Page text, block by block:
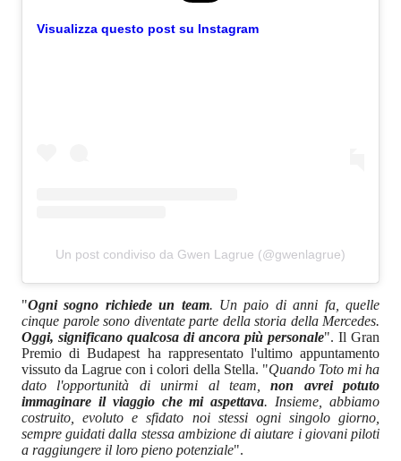
Visualizza questo post su Instagram
Un post condiviso da Gwen Lagrue (@gwenlagrue)
"Ogni sogno richiede un team. Un paio di anni fa, quelle
cinque parole sono diventate parte della storia della Mercedes.
Oggi, significano qualcosa di ancora più personale". Il Gran
Premio di Budapest ha rappresentato l'ultimo appuntamento
vissuto da Lagrue con i colori della Stella. "Quando Toto mi ha
dato l'opportunità di unirmi al team,non avrei potuto
immaginare il viaggio che mi aspettava. Insieme, abbiamo
costruito, evoluto e sfidato noi stessi ogni singolo giorno,
sempre guidati dalla stessa ambizione di aiutare i giovani piloti
a raggiungere il loro pieno potenziale".